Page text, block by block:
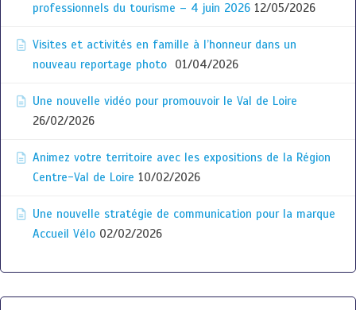
professionnels du tourisme – 4 juin 2026 12/05/2026
Visites et activités en famille à l’honneur dans un
nouveau reportage photo
01/04/2026
Une nouvelle vidéo pour promouvoir le Val de Loire
26/02/2026
Animez votre territoire avec les expositions de la Région
Centre-Val de Loire 10/02/2026
Une nouvelle stratégie de communication pour la marque
Accueil Vélo 02/02/2026